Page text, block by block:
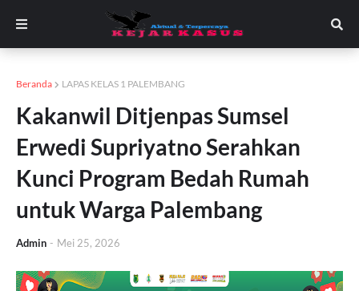
Beranda LAPAS KELAS 1 PALEMBANG
Kakanwil Ditjenpas Sumsel
Erwedi Supriyatno Serahkan
Kunci Program Bedah Rumah
untuk Warga Palembang
Admin - Mei 25, 2026